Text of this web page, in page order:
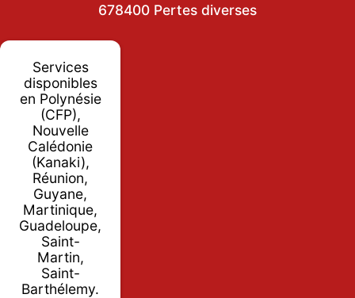
678400 Pertes diverses
Services
disponibles
en Polynésie
(CFP),
Nouvelle
Calédonie
(Kanaki),
Réunion,
Guyane,
Martinique,
Guadeloupe,
Saint-
Martin,
Saint-
Barthélemy.